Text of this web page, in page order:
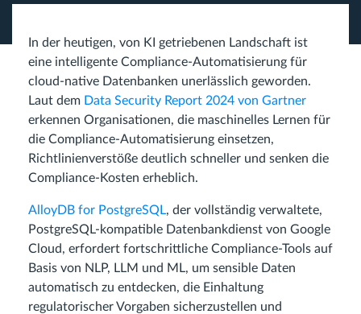
In der heutigen, von KI getriebenen Landschaft ist
eine intelligente Compliance‑Automatisierung für
cloud‑native Datenbanken unerlässlich geworden.
Laut dem Data Security Report 2024 von Gartner
erkennen Organisationen, die maschinelles Lernen für
die Compliance‑Automatisierung einsetzen,
Richtlinienverstöße deutlich schneller und senken die
Compliance‑Kosten erheblich.
AlloyDB for PostgreSQL, der vollständig verwaltete,
PostgreSQL‑kompatible Datenbankdienst von Google
Cloud, erfordert fortschrittliche Compliance‑Tools auf
Basis von NLP, LLM und ML, um sensible Daten
automatisch zu entdecken, die Einhaltung
regulatorischer Vorgaben sicherzustellen und